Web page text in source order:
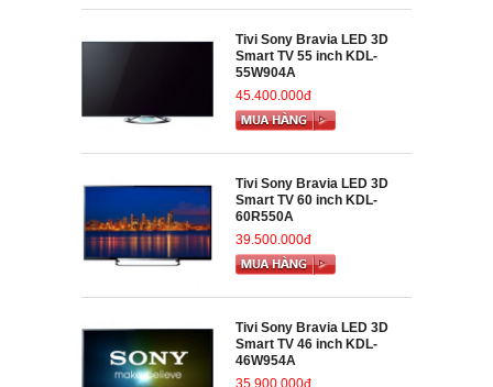
Tivi Sony Bravia LED 3D
Smart TV 55 inch KDL-
55W904A
45.400.000đ
Tivi Sony Bravia LED 3D
Smart TV 60 inch KDL-
60R550A
39.500.000đ
Tivi Sony Bravia LED 3D
Smart TV 46 inch KDL-
46W954A
35.900.000đ